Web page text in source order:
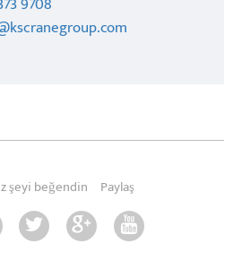
şeyi beğendin Paylaş